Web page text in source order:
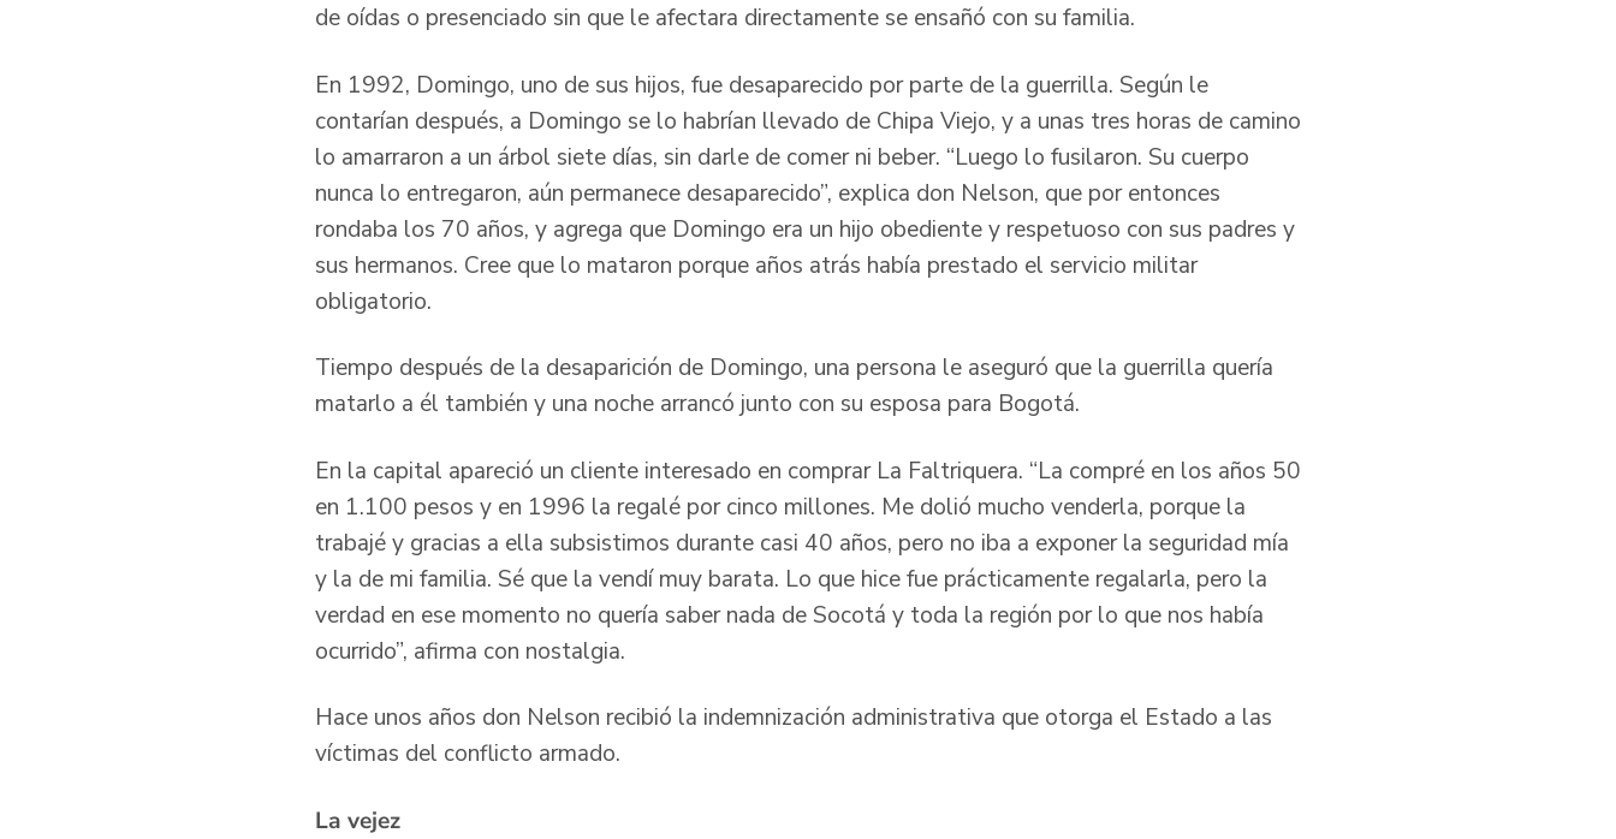
de oídas o presenciado sin que le afectara directamente se ensañó con su familia.
En 1992, Domingo, uno de sus hijos, fue desaparecido por parte de la guerrilla. Según le
contarían después, a Domingo se lo habrían llevado de Chipa Viejo, y a unas tres horas de camino
lo amarraron a un árbol siete días, sin darle de comer ni beber. “Luego lo fusilaron. Su cuerpo
nunca lo entregaron, aún permanece desaparecido”, explica don Nelson, que por entonces
rondaba los 70 años, y agrega que Domingo era un hijo obediente y respetuoso con sus padres y
sus hermanos. Cree que lo mataron porque años atrás había prestado el servicio militar
obligatorio.
Tiempo después de la desaparición de Domingo, una persona le aseguró que la guerrilla quería
matarlo a él también y una noche arrancó junto con su esposa para Bogotá.
En la capital apareció un cliente interesado en comprar La Faltriquera. “La compré en los años 50
en 1.100 pesos y en 1996 la regalé por cinco millones. Me dolió mucho venderla, porque la
trabajé y gracias a ella subsistimos durante casi 40 años, pero no iba a exponer la seguridad mía
y la de mi familia. Sé que la vendí muy barata. Lo que hice fue prácticamente regalarla, pero la
verdad en ese momento no quería saber nada de Socotá y toda la región por lo que nos había
ocurrido”, afirma con nostalgia.
Hace unos años don Nelson recibió la indemnización administrativa que otorga el Estado a las
víctimas del conflicto armado.
La vejez